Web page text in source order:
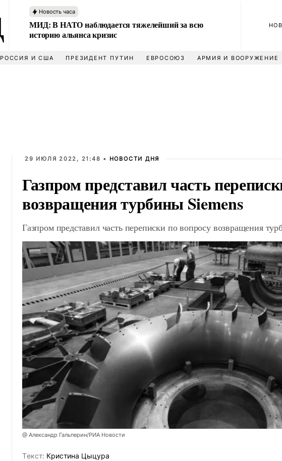
Новость часа
МИД: В НАТО наблюдается тяжелейший за всю
историю альянса кризис
РОССИЯ И США ПРЕЗИДЕНТ ПУТИН ЕВРОСОЮЗ АРМИЯ И ВООРУЖЕНИЕ
29 ИЮЛЯ 2022, 21:48 • НОВОСТИ ДНЯ
Газпром представил часть
возвращения турбины Siemens
Газпром представил часть переписки по вопросу возвращения
@ Александр Гальперин/РИА Новости
Tекст: Кристина Цыцура